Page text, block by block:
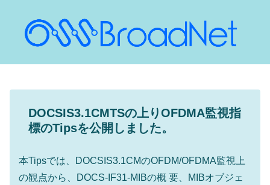
DOCSIS3.1CMTSの上りOFDMA監視指
標のTipsを公開しました。
本Tipsでは、DOCSIS3.1CMのOFDM/OFDMA監視上
の観点から、DOCS-IF31-MIBの概 要、MIBオブジェ